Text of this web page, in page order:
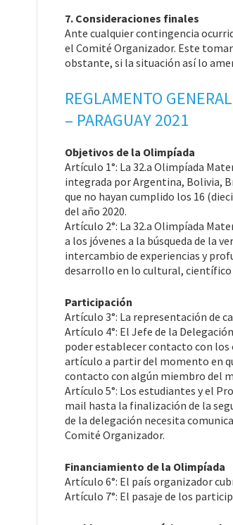
7. Consideraciones finales
Ante cualquier contingencia
el Comité Organizador. Este
obstante, si la situación así lo
REGLAMENTO
– PARAGUAY 2021
Objetivos de la Olimpíada
Artículo 1°: La 32.a Olimpíada
integrada por Argentina, Bolivia,
que no hayan cumplido los 16
del año 2020.
Artículo 2°: La 32.a Olimpíada
a los jóvenes a la búsqueda de la
intercambio de experiencias y
desarrollo en lo cultural,
Participación
Artículo 3°: La representación de
Artículo 4°: El Jefe de la
poder establecer contacto con los
artículo a partir del momento en
contacto con algún miembro del
Artículo 5°: Los estudiantes y el
mail hasta la finalización de la
de la delegación necesita
Comité Organizador.
Financiamiento de la Olimpíada
Artículo 6°: El país organizador
Artículo 7°: El pasaje de los